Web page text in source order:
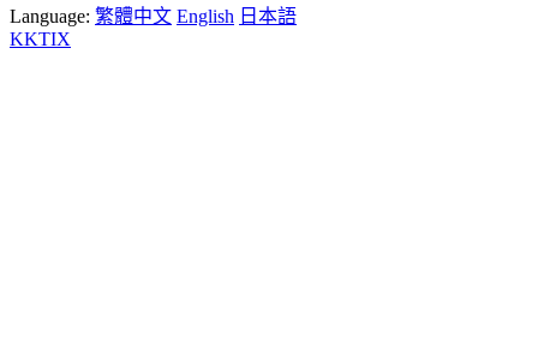
Language: 繁體中文 English 日本語
KKTIX